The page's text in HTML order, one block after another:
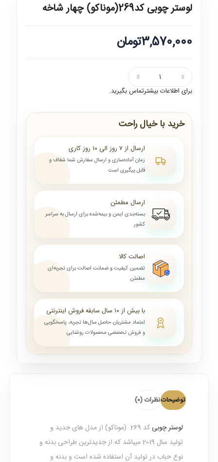
لوستر چوبی کد269(موناکو) چهار شاخه
3,570,000تومان
برای اطلاعات بیشترتماس بگیرید.
خرید با خیال راحت
ارسال از ۷ روز الی ۱۰ روز کاری
زمان آماده‌سازی و ارسال سفارش شما شفاف و
قابل پیگیری است
ارسال مطمئن
بسته‌بندی ایمن و بیمه‌شده برای ارسال به سراسر
کشور
اصالت کالا
تضمین کیفیت و ضمانت اصالت برای تجربه‌ای
مطمئن
با بیش از ۱۰ سال سابقه فروش اینترنتی
اعتماد مشتریان حاصل سال‌ها تجربه، پاسخگویی
و فروش تخصصی محصولات روشنایی
توضیحاتنظرات (0)
لوستر چوبی
کد 269 (موناکو) از مدل های جدید و
تولید سال 2019 میباشد که از جدیدترین طراحی بدنه و
نوع حباب در تولید آن استفاده شده است و بدنه و